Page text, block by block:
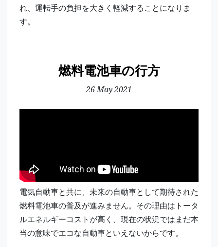
れ、運転手の負担を大きく軽減することになりま
す。
燃料電池車の行方
26 May 2021
電気自動車と共に、未来の自動車として期待された
燃料電池車の普及が進みません。その理由はトータ
ルエネルギーコストが高く、現在の状況ではまだ本
当の意味でエコな自動車といえないからです。